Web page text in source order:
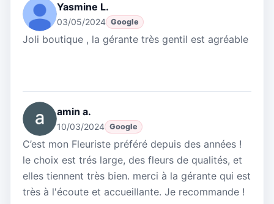
Yasmine L.
03/05/2024 Google
Joli boutique , la gérante très gentil est agréable
amin a.
10/03/2024 Google
C’est mon Fleuriste préféré depuis des années !
le choix est trés large, des fleurs de qualités, et
elles tiennent très bien. merci à la gérante qui est
très à l'écoute et accueillante. Je recommande !